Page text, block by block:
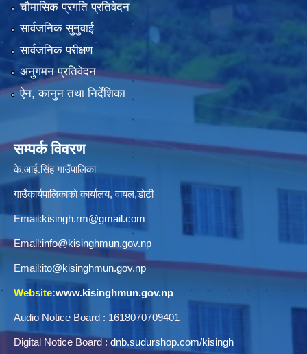
चौमासिक प्रगति प्रतिवेदन
सार्वजनिक सुनुवाई
सार्वजनिक परीक्षण
अनुगमन प्रतिवेदन
ऐन, कानुन तथा निर्देशिका
सम्पर्क विवरण
के.आई.सिंह गाउँपालिका
गाउँकार्यपालिकाकाे कार्यालय, वायल,डाेटी
Email:kisingh.rm@gmail.com
Email:info@kisinghmun.gov.np
Email:ito@kisinghmun.gov.np
Website:www.kisinghmun.gov.np
Audio Notice Board : 1618070709401
Digital Notice Board :dnb.sudurshop.com/kisingh